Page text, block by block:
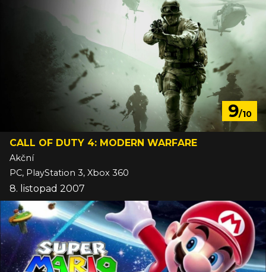
9/10
CALL OF DUTY 4: MODERN WARFARE
Akční
PC, PlayStation 3, Xbox 360
8. listopad 2007